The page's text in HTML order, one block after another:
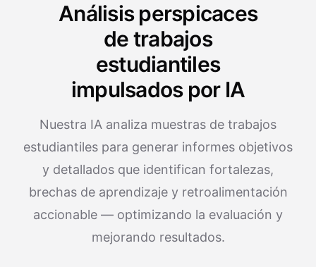
Análisis perspicaces
de trabajos
estudiantiles
impulsados por IA
Nuestra IA analiza muestras de trabajos
estudiantiles para generar informes objetivos
y detallados que identifican fortalezas,
brechas de aprendizaje y retroalimentación
accionable — optimizando la evaluación y
mejorando resultados.